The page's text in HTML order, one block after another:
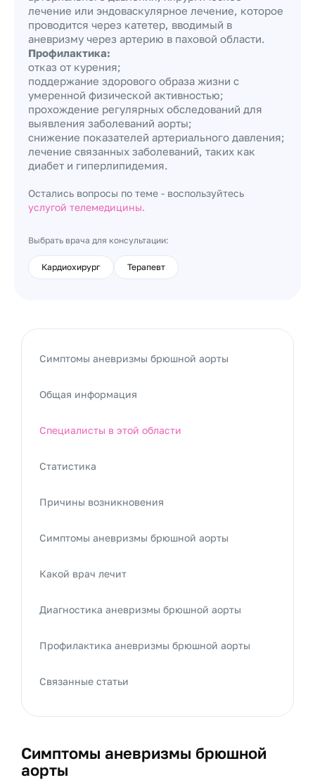
лечение или эндоваскулярное лечение, которое
проводится через катетер, вводимый в
аневризму через артерию в паховой области.
Профилактика:
отказ от курения;
поддержание здорового образа жизни с
умеренной физической активностью;
прохождение регулярных обследований для
выявления заболеваний аорты;
снижение показателей артериального давления;
лечение связанных заболеваний, таких как
диабет и гиперлипидемия.
Остались вопросы по теме - воспользуйтесь
услугой телемедицины.
Выбрать врача для консультации:
Кардиохирург Терапевт
Симптомы аневризмы брюшной
аорты
Симптомы аневризмы брюшной аорты
Общая информация
Специалисты в этой области
Статистика
Причины возникновения
Симптомы аневризмы брюшной аорты
Какой врач лечит
Диагностика аневризмы брюшной аорты
Профилактика аневризмы брюшной аорты
Связанные статьи